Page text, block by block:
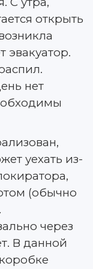
открыть
эвакуатор.
нет
уехать из-
(обычно
через
В данной